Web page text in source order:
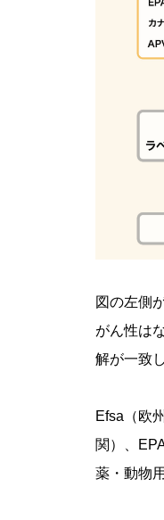
図の左側
がん性は
解が一致
Efsa（欧
関）、
薬・動物